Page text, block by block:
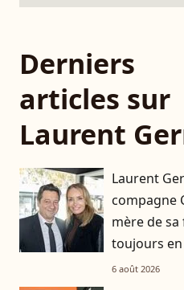
Derniers
articles sur
Laurent
Laurent
compagne
mère de sa
toujours
la preuve
6 août 2026